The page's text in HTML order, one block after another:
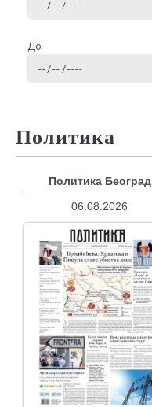
До
Политика
Политика Београд
06.08.2026